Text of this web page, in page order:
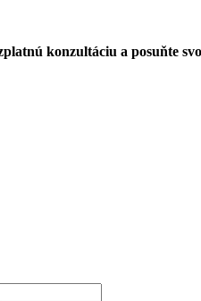
konzultáciu a posuňte